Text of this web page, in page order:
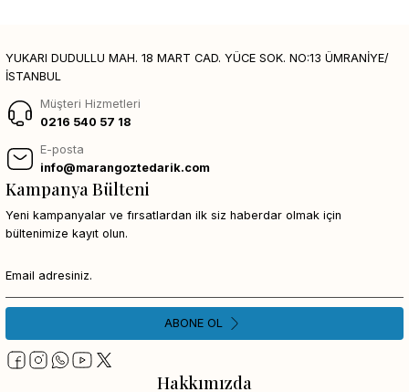
YUKARI DUDULLU MAH. 18 MART CAD. YÜCE SOK. NO:13 ÜMRANİYE/
İSTANBUL
Müşteri Hizmetleri
0216 540 57 18
E-posta
info@marangoztedarik.com
Hakkımızda
Kampanya Bülteni
Yeni kampanyalar ve fırsatlardan ilk siz haberdar olmak için
bültenimize kayıt olun.
ABONE OL